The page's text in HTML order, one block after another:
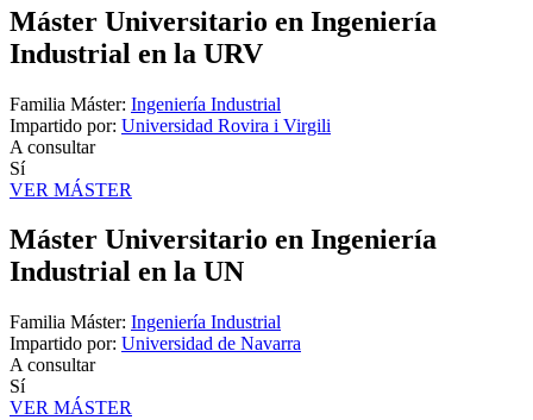
Máster Universitario en Ingeniería
Industrial en la URV
Familia Máster: Ingeniería Industrial
Impartido por: Universidad Rovira i Virgili
A consultar
Sí
VER MÁSTER
Máster Universitario en Ingeniería
Industrial en la UN
Familia Máster: Ingeniería Industrial
Impartido por: Universidad de Navarra
A consultar
Sí
VER MÁSTER